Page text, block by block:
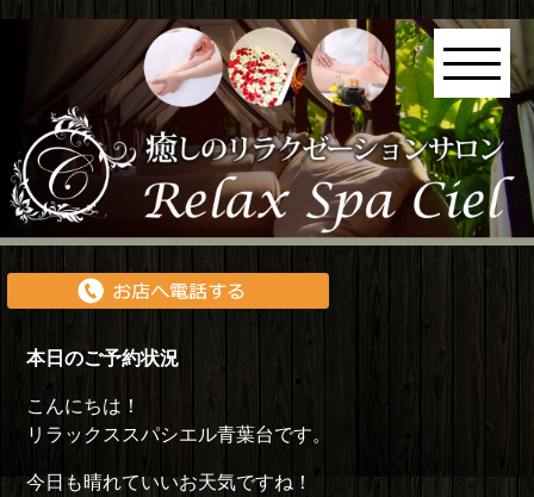
本日のご予約状況
こんにちは！
リラックススパシエル青葉台です。
今日も晴れていいお天気ですね！